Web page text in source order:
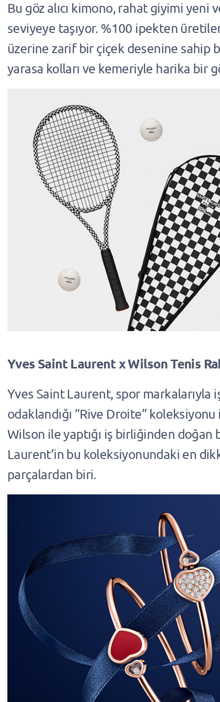
Bu göz alıcı kimono, rahat giyimi yeni
seviyeye taşıyor. %100 ipekten
üzerine zarif bir çiçek desenine sahip
yarasa kolları ve kemeriyle harika bir
Yves Saint Laurent x Wilson Tenis
Yves Saint Laurent, spor markalarıyla
odaklandığı “Rive Droite”
Wilson ile yaptığı iş birliğinden doğan
Laurent’in bu koleksiyonundaki en
parçalardan biri.